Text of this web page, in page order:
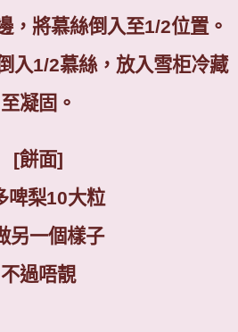
，將慕絲倒入至1/2位置。
入1/2慕絲，放入雪柜冷藏
至凝固。
[餅面]
啤梨10大粒
另一個樣子
不過唔靚